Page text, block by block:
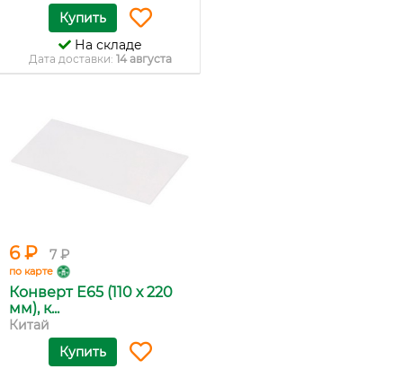
Купить
На складе
Дата доставки: 14 августа
6 ₽ 7 ₽
по карте
Конверт Е65 (110 х 220
мм), к...
Китай
Купить